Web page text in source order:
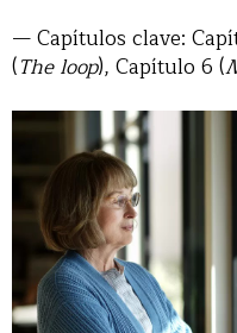
— Capítulos clave:
(The loop), Capítulo 6 (